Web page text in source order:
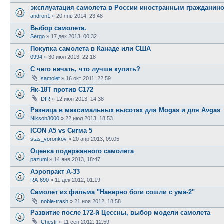
эксплуатация самолета в России иностранным
andron1 » 20 янв 2014, 23:48
Выбор самолета.
Sergo » 17 дек 2013, 00:32
Покупка самолета в Канаде или США
0994 » 30 июл 2013, 22:18
С чего начать, что лучше купить?
samolet » 16 окт 2011, 22:59
Як-18Т против C172
DIR » 12 июн 2013, 14:38
Разница в максимальных высотах для Mogas и для Avgas
Nikson3000 » 22 июл 2013, 18:53
ICON A5 vs Сигма 5
stas_voronkov » 20 апр 2013, 09:05
Оценка подержанного самолета
pazumi » 14 янв 2013, 18:47
Аэропракт А-33
RA-690 » 11 дек 2012, 01:19
Самолет из фильма "Наверно боги сошли с ума-2"
noble-trash » 21 ноя 2012, 18:58
Развитие после 172-й Цессны, выбор модели самолета
Chestr » 11 сен 2012, 12:59